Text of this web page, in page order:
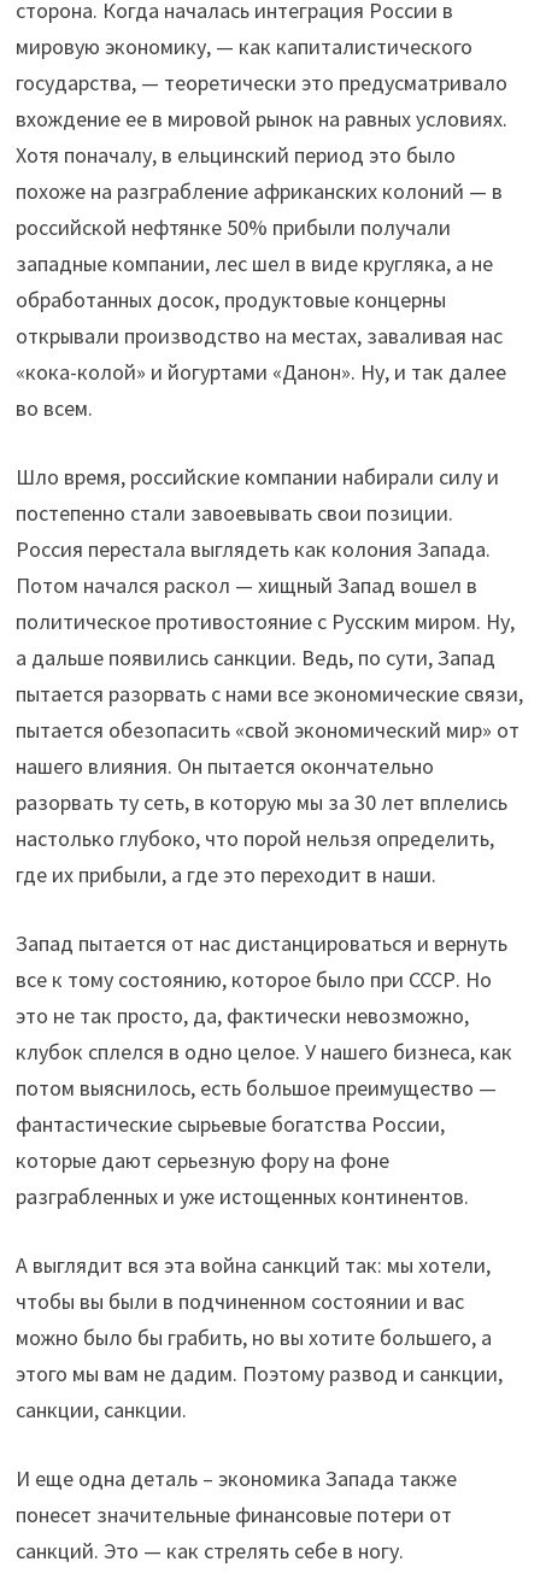
сторона. Когда началась интеграция России в
мировую экономику, — как капиталистического
государства, — теоретически это предусматривало
вхождение ее в мировой рынок на равных условиях.
Хотя поначалу, в ельцинский период это было
похоже на разграбление африканских колоний — в
российской нефтянке 50% прибыли получали
западные компании, лес шел в виде кругляка, а не
обработанных досок, продуктовые концерны
открывали производство на местах, заваливая нас
«кока-колой» и йогуртами «Данон». Ну, и так далее
во всем.
Шло время, российские компании набирали силу и
постепенно стали завоевывать свои позиции.
Россия перестала выглядеть как колония Запада.
Потом начался раскол — хищный Запад вошел в
политическое противостояние с Русским миром. Ну,
а дальше появились санкции. Ведь, по сути, Запад
пытается разорвать с нами все экономические связи,
пытается обезопасить «свой экономический мир» от
нашего влияния. Он пытается окончательно
разорвать ту сеть, в которую мы за 30 лет вплелись
настолько глубоко, что порой нельзя определить,
где их прибыли, а где это переходит в наши.
Запад пытается от нас дистанцироваться и вернуть
все к тому состоянию, которое было при СССР. Но
это не так просто, да, фактически невозможно,
клубок сплелся в одно целое. У нашего бизнеса, как
потом выяснилось, есть большое преимущество —
фантастические сырьевые богатства России,
которые дают серьезную фору на фоне
разграбленных и уже истощенных континентов.
А выглядит вся эта война санкций так: мы хотели,
чтобы вы были в подчиненном состоянии и вас
можно было бы грабить, но вы хотите большего, а
этого мы вам не дадим. Поэтому развод и санкции,
санкции, санкции.
И еще одна деталь – экономика Запада также
понесет значительные финансовые потери от
санкций. Это — как стрелять себе в ногу.